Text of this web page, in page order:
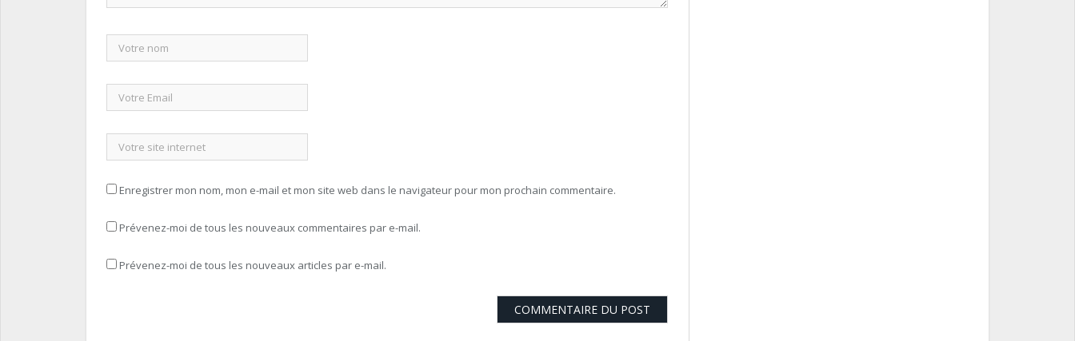
Enregistrer mon nom, mon e-mail et mon site web dans le navigateur pour mon prochain commentaire.
Prévenez-moi de tous les nouveaux commentaires par e-mail.
Prévenez-moi de tous les nouveaux articles par e-mail.